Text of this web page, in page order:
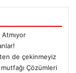
Atmıyor
de çekinmeyiz
Çözümleri